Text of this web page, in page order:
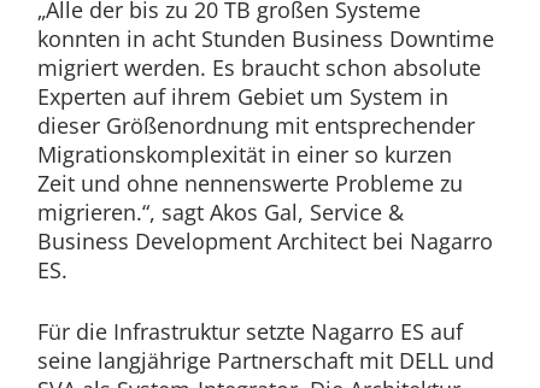
„Alle der bis zu 20 TB großen Systeme
konnten in acht Stunden Business Downtime
migriert werden. Es braucht schon absolute
Experten auf ihrem Gebiet um System in
dieser Größenordnung mit entsprechender
Migrationskomplexität in einer so kurzen
Zeit und ohne nennenswerte Probleme zu
migrieren.“, sagt Akos Gal, Service &
Business Development Architect bei Nagarro
ES.
Für die Infrastruktur setzte Nagarro ES auf
seine langjährige Partnerschaft mit DELL und